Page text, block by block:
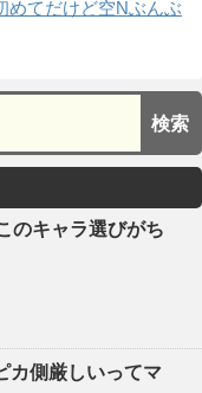
めてだけど空Nぶんぶ
のキャラ選びがち
カ側厳しいってマ